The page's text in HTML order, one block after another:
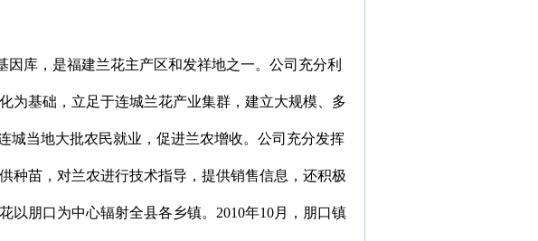
库，是福建兰花主产区和发祥地之一。公司充分利
为基础，立足于连城兰花产业集群，建立大规模、多
城当地大批农民就业，促进兰农增收。公司充分发挥
种苗，对兰农进行技术指导，提供销售信息，还积极
以朋口为中心辐射全县各乡镇。 2010年10月，朋口镇